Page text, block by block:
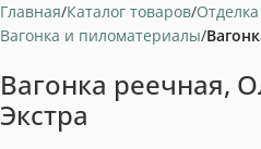
Главная Каталог товаров
Вагонка и пиломатериалы
Вагонка реечная,
Экстра